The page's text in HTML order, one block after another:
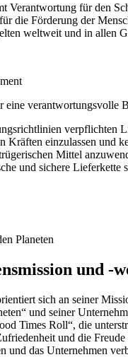
Verantwortung für den
die Förderung der
weltweit und in allen
verantwortungsvolle
verpflichten
Kräften einzulassen und
Mittel
und sichere Lieferkette
Planeten
und -
sich an seiner
und seiner
Times Roll“, die
und die Freude
und das Unternehmen